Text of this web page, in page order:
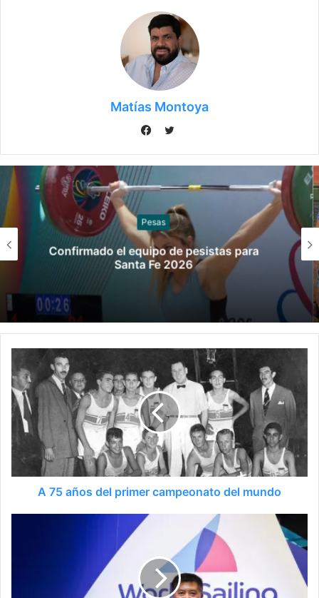
Matías Montoya
Twitter
Sóftbol
Los seleccionados de sóftbol tienen los
convocados para los Juegos
Suramericanos 2026
A 75 años del primer campeonato del mundo